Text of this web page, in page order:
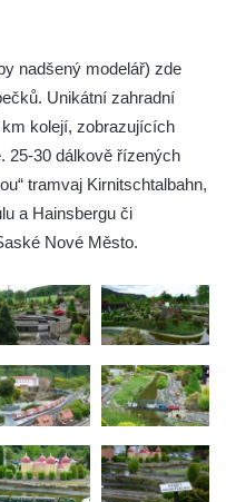
nadšený modelář) zde
Unikátní zahradní
kolejí, zobrazujících
25-30 dálkově řízených
tramvaj Kirnitschtalbahn,
a Hainsbergu či
Nové Město.